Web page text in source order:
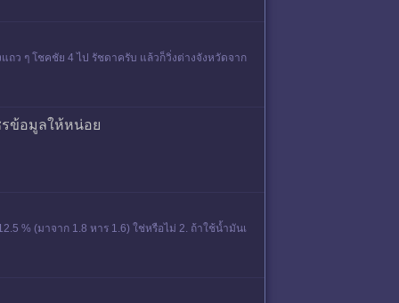
ถว ๆ โชคชัย 4 ไป รัชดาครับ แล้วก็วิ่งต่างจังหวัดจาก
รข้อมูลให้หน่อย
% (มาจาก 1.8 หาร 1.6) ใช่หรือไม่ 2. ถ้าใช้น้ำมันเ